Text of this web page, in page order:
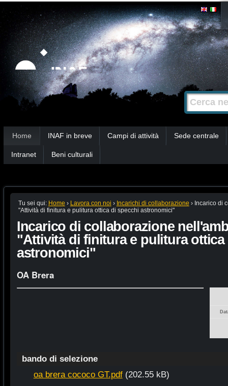
Strumenti
personali
Salta
contenuti.
|
Salta
alla
navigazione
Cerca nel
Ricerca
avanzata…
Home INAF in breve Campi di attività Sede centrale
Intranet Beni culturali
Tu sei qui: Home › Lavora con noi › Incarichi di collaborazione › Incarico di
"Attività di finitura e pulitura ottica di specchi astronomici"
Incarico di collaborazione
"Attività di finitura e pulitura
astronomici"
OA Brera
bando di selezione
oa brera cococo GT.pdf (202.55 kB)